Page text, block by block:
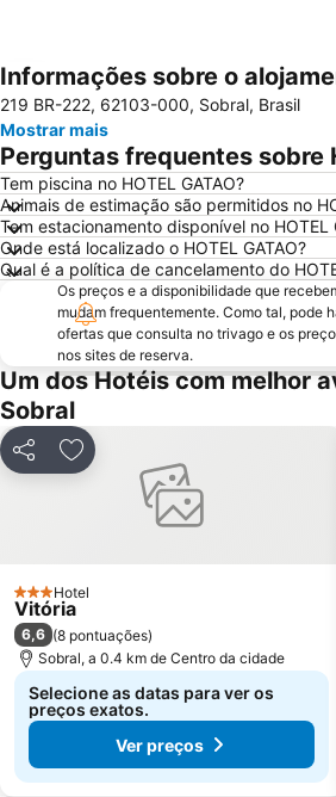
Ampliar mapa
Informações sobre o
219 BR-222, 62103-000, Sobral, Brasil
Mostrar mais
Perguntas frequentes sobre
Tem piscina no HOTEL GATAO?
Animais de estimação são permitidos no
Tem estacionamento disponível no HOTEL
Onde está localizado o HOTEL GATAO?
Qual é a política de cancelamento do
Os preços e a disponibilidade que
mudam frequentemente. Como tal, pode
ofertas que consulta no trivago e os
nos sites de reserva.
Um dos Hotéis com melhor
Sobral
PartilharAdicionar aos favoritos
3 Estrelas
Hotel
Vitória
6,6 (8 pontuações)
Sobral, a 0.4 km de Centro da cidade
Selecione as datas para ver os
preços exatos.
Ver preços